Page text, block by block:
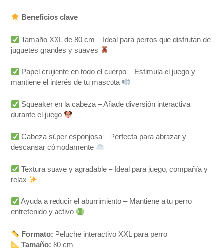
Beneficios clave
Tamaño XXL de 80 cm – Ideal para perros que disfrutan de
juguetes grandes y suaves
Papel crujiente en todo el cuerpo – Estimula el juego y
mantiene el interés de tu mascota
Squeaker en la cabeza – Añade diversión interactiva
durante el juego
Cabeza súper esponjosa – Perfecta para abrazar y
descansar cómodamente
Textura suave y agradable – Ideal para juego, compañía y
relax
Ayuda a reducir el aburrimiento – Mantiene a tu perro
entretenido y activo
Formato: Peluche interactivo XXL para perro
Tamaño: 80 cm